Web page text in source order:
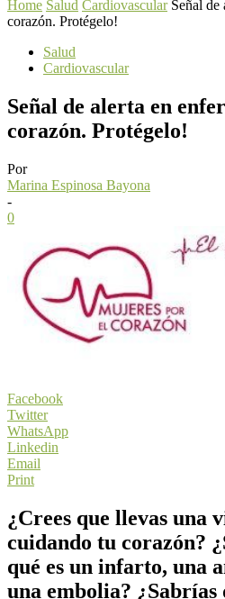
Home Salud Cardiovascular Señal de
corazón. Protégelo!
Salud
Cardiovascular
Señal de alerta en
corazón. Protégelo!
Por
Marina Espinosa Bayona
-
0
Facebook
Twitter
WhatsApp
Linkedin
Email
Print
¿Crees que llevas una
cuidando tu corazón?
qué es un infarto, una
una embolia? ¿Sabrías